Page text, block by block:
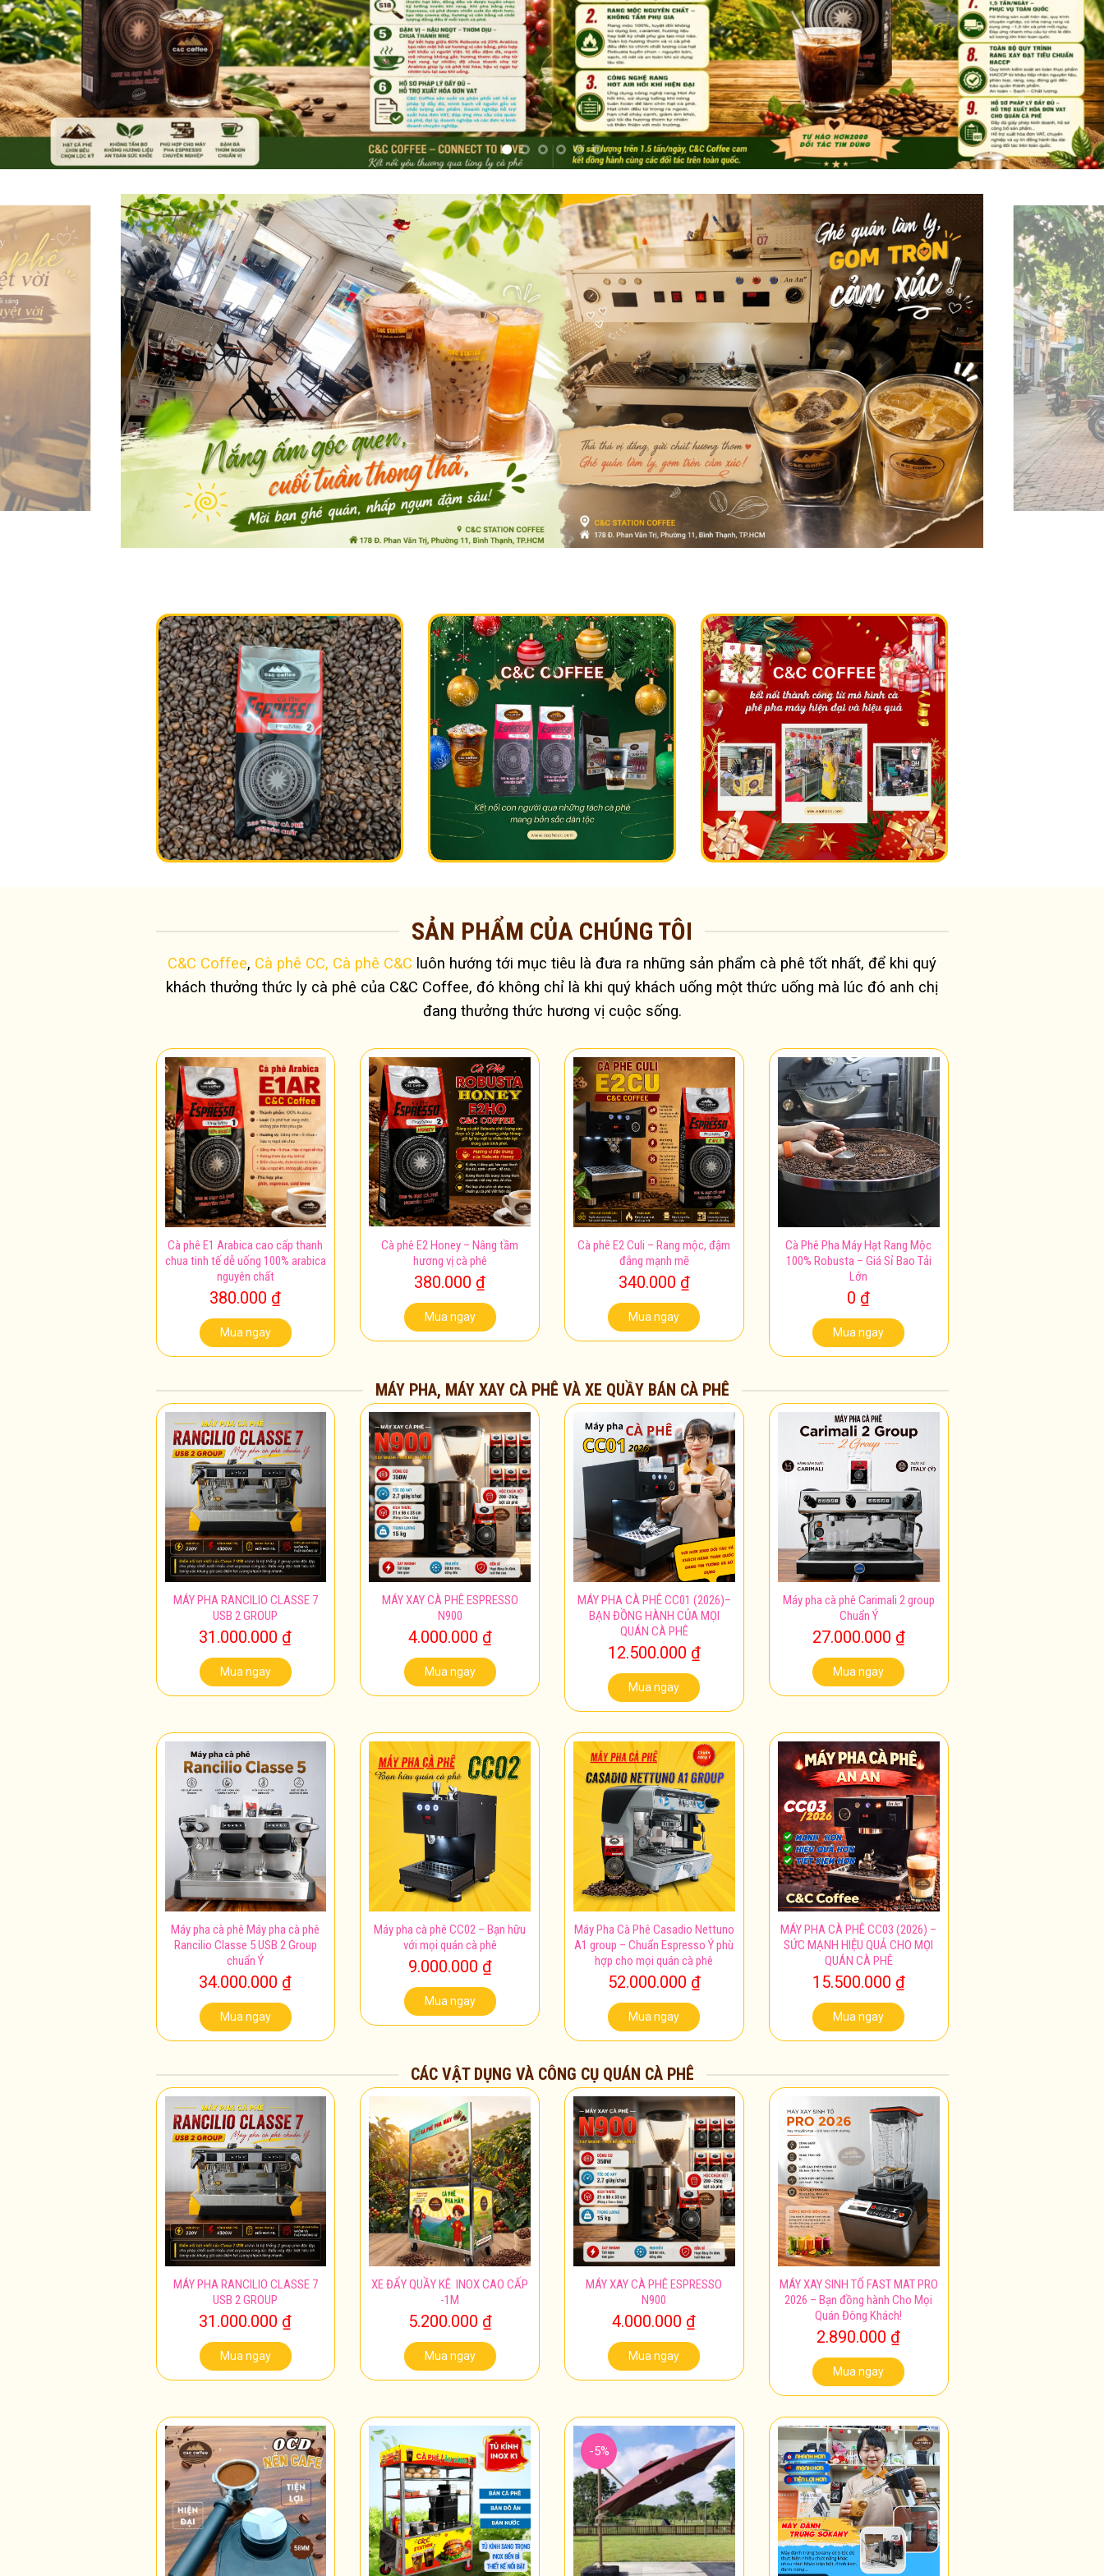
C&C Coffee,Cà phê CC, Cà phê C&C luôn hướng tới mục tiêu là đưa ra những sản phẩm cà phê tốt nhất, để khi quý
khách thưởng thức ly cà phê của C&C Coffee, đó không chỉ là khi quý khách uống một thức uống mà lúc đó anh chị
đang thưởng thức hương vị cuộc sống.
Cà phê E1 Arabica cao cấp thanh
chua tinh tế dễ uống 100% arabica
nguyên chất
380.000₫
Mua ngay
Cà phê E2 Honey – Nâng tầm
380.000₫
Mua ngay
Cà phê E2 Culi – Rang mộc, đậm
340.000₫
Mua ngay
Cà Phê Pha Máy Hạt Rang Mộc
Lớn
0₫
Mua ngay
MÁY PHA RANCILIO CLASSE 7
31.000.000
Mua ngay
MÁY XAY CÀ PHÊ ESPRESSO
N900
4.000.000
Mua ngay
MÁY PHA CÀ PHÊ CC01 (2026)–
BẠN ĐỒNG HÀNH CỦA MỌI
QUÁN CÀ PHÊ
12.500.000
Mua ngay
Máy pha cà phê Carimali 2 group
27.000.000
Mua ngay
Máy pha cà phê Máy pha cà phê
chuẩn Ý
34.000.000
Mua ngay
Máy pha cà phê CC02 – Bạn hữu
9.000.000₫
Mua ngay
Máy Pha Cà Phê Casadio Nettuno
hợp cho mọi quán cà phê
52.000.000₫
Mua ngay
MÁY PHA CÀ PHÊ CC03 (2026) –
SỨC MẠNH HIỆU QUẢ CHO MỌI
QUÁN CÀ PHÊ
15.500.000
Mua ngay
MÁY PHA RANCILIO CLASSE 7
31.000.000
Mua ngay
XE ĐẨY QUẦY KÊ INOX CAO CẤP
-1M
5.200.000
Mua ngay
MÁY XAY CÀ PHÊ ESPRESSO
N900
4.000.000
Mua ngay
MÁY XAY SINH TỐ FAST MAT PRO
2026 – Bạn đồng hành Cho Mọi
Quán Đông Khách!
2.890.000₫
Mua ngay
-5%